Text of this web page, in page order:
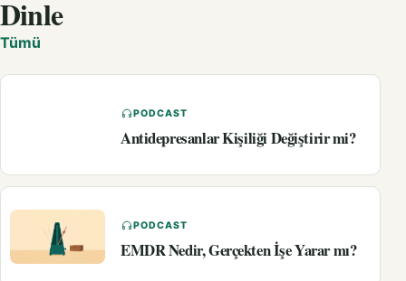
Dinle
Tümü
PODCAST
Antidepresanlar Kişiliği Değiştirir mi?
PODCAST
EMDR Nedir, Gerçekten İşe Yarar mı?